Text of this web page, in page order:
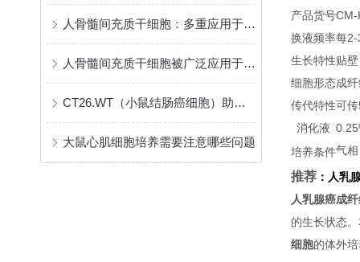
人骨髓间充质干细胞：多重应用于医学领域的神奇细胞
人骨髓间充质干细胞被广泛应用于组织工程
CT26.WT（小鼠结肠癌细胞）助力结肠癌治疗新进展
大鼠心肌细胞培养需要注意哪些问题
产品货号CM-
换液频率每2-
生长特性贴壁
细胞形态成
传代特性可
消化液
培养条件气
推荐 ： 人乳
人乳腺癌成
的生长状态
细胞的体外